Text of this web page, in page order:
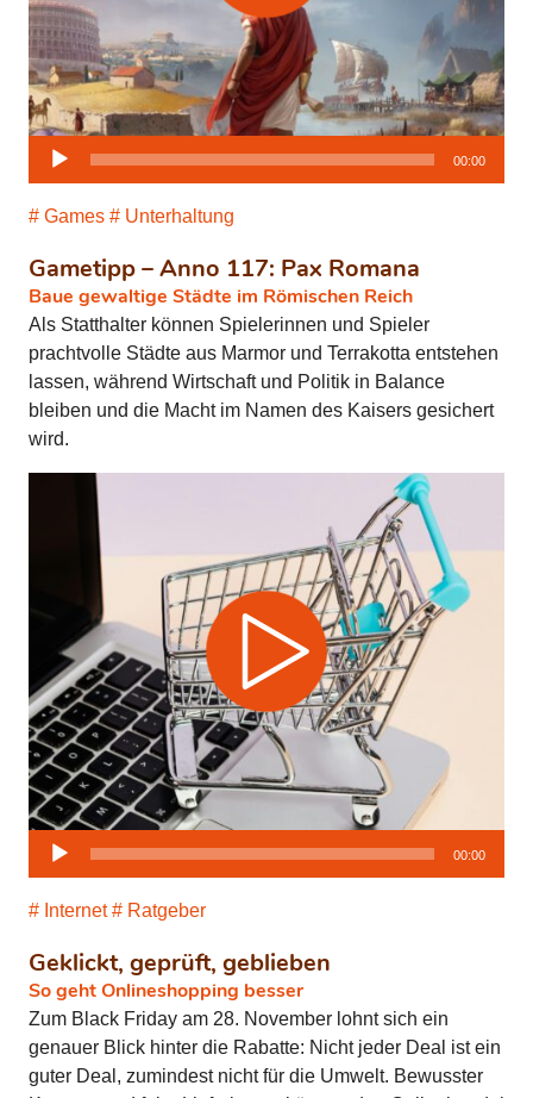
Gametipp – Anno 117: Pax Romana
Baue gewaltige Städte im Römischen Reich
Games Unterhaltung
Audio-
00:00
Als Statthalter können Spielerinnen und Spieler
prachtvolle Städte aus Marmor und Terrakotta entstehen
lassen, während Wirtschaft und Politik in Balance
bleiben und die Macht im Namen des Kaisers gesichert
wird.
Geklickt, geprüft, geblieben
So geht Onlineshopping besser
Internet Ratgeber
Audio-
00:00
Zum Black Friday am 28. November lohnt sich ein
genauer Blick hinter die Rabatte: Nicht jeder Deal ist ein
guter Deal, zumindest nicht für die Umwelt. Bewusster